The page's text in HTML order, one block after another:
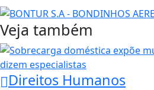
Veja também
Direitos Humanos